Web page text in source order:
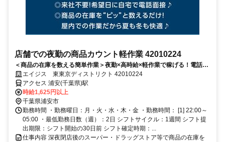
店舗での夜勤の商品カウント軽作業 42010224
＜商品の在庫を数える簡単作業＞夜勤×高時給×軽作業で稼げる！電話面
接で来社＆履歴書不要！
エイジス 東東京ディストリクト 42010224
アクセス 浦安(千葉県)駅
時給1,625円以上
千葉県浦安市
勤務時間 ・勤務曜日：月・火・水・木・金 ・勤務時間： [1] 22:00～
05:00 ・最低勤務日数（週）：2日 シフトサイクル：1週間 シフト提
出期限：シフト開始の30日前 シフト確定時期：...
仕事内容 深夜閉店後のスーパー・ドラッグストア等で商品の在庫を